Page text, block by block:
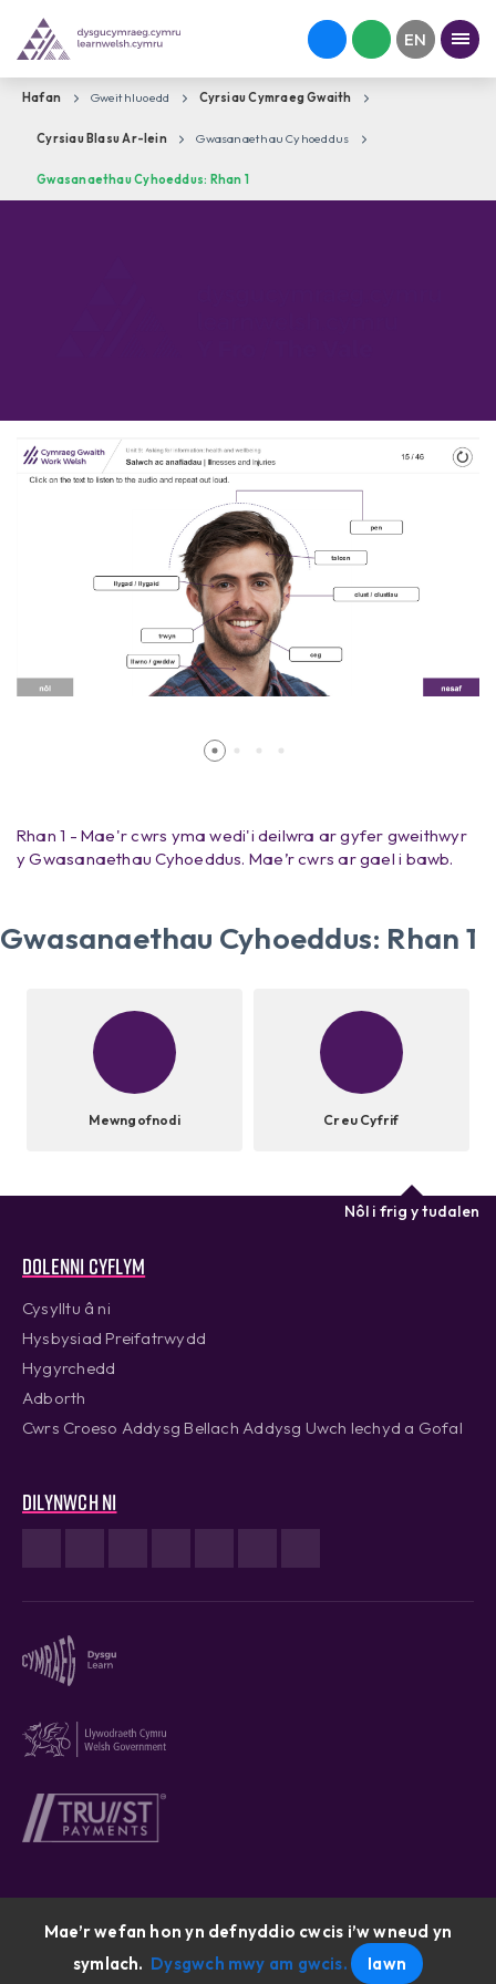
Mae’r wefan hon yn defnyddio cwcis i’w wneud yn
symlach. Dysgwch mwy am gwcis. Iawn
Hafan Gweithluoedd Cyrsiau Cymraeg Gwaith
Cyrsiau Blasu Ar-lein Gwasanaethau Cyhoeddus
Gwasanaethau Cyhoeddus: Rhan 1
Rhan 1 - Mae'r cwrs yma wedi'i deilwra ar gyfer gweithwyr
y Gwasanaethau Cyhoeddus. Mae’r cwrs ar gael i bawb.
Gwasanaethau Cyhoeddus: Rhan 1
Mewngofnodi Creu Cyfrif
Dolenni cyflym
Cysylltu â ni
Hysbysiad Preifatrwydd
Hygyrchedd
Adborth
Cwrs Croeso Addysg Bellach Addysg Uwch Iechyd a Gofal
Dilynwch ni
Cymraeg © 2026
Gwefan wedi'i chreu gan:
Nôl i frig y tudalen